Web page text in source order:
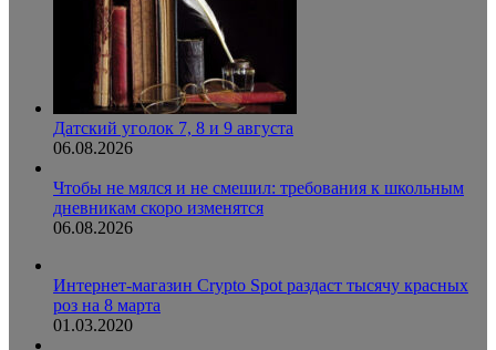
Датский уголок 7, 8 и 9 августа
06.08.2026
Чтобы не мялся и не смешил: требования к школьным
дневникам скоро изменятся
06.08.2026
Интернет-магазин Crypto Spot раздаст тысячу красных
роз на 8 марта
01.03.2020